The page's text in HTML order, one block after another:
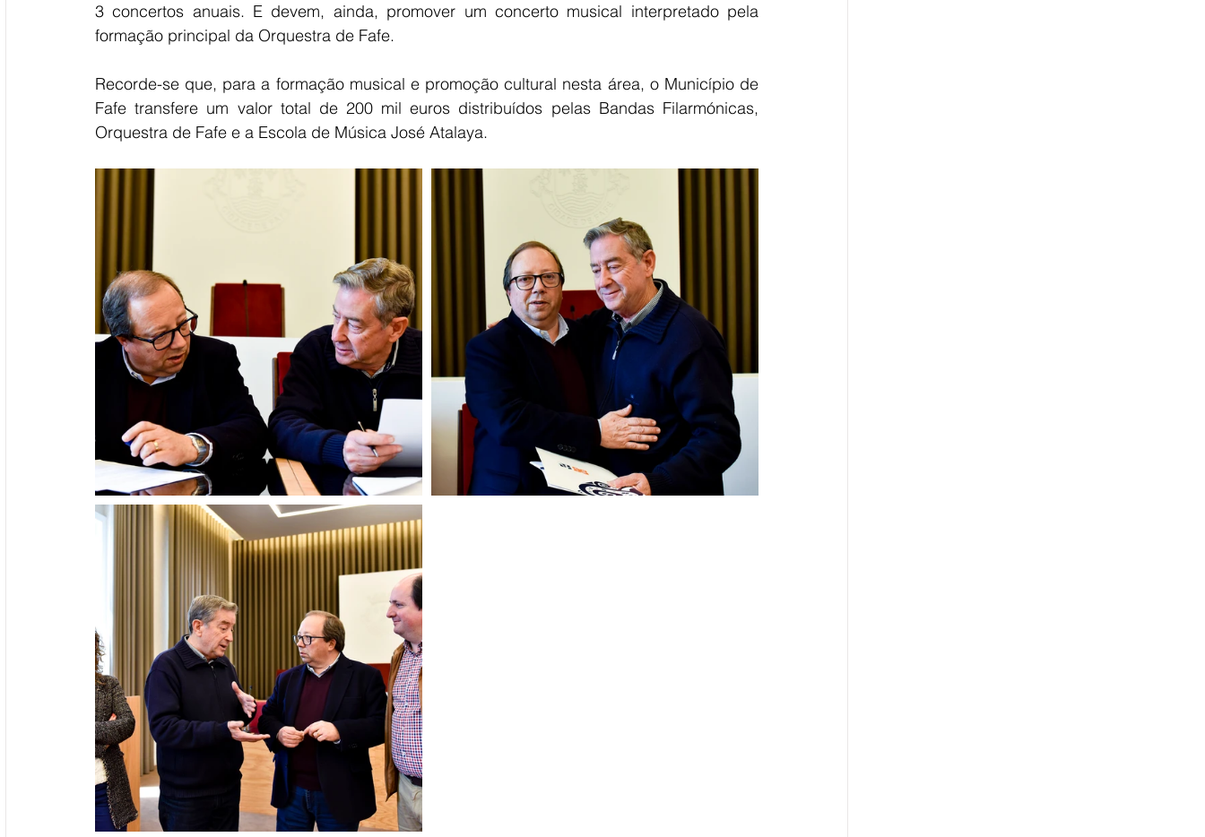
3 concertos anuais. E devem, ainda, promover um concerto musical interpretado pela
formação principal da Orquestra de Fafe.
Recorde-se que, para a formação musical e promoção cultural nesta área, o Município de
Fafe transfere um valor total de 200 mil euros distribuídos pelas Bandas Filarmónicas,
Orquestra de Fafe e a Escola de Música José Atalaya.